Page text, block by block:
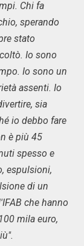
Chi fa
sperando
stato
Io sono
Io sono un
assenti. Io
sia
io debbo fare
è più 45
spesso e
espulsioni,
di un
che hanno
mila euro,